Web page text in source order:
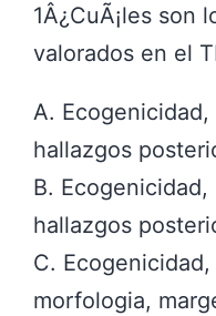
1Â¿CuÃ¡les son
valorados en el
A.
hallazgos
B.
hallazgos
C.
morfologia,